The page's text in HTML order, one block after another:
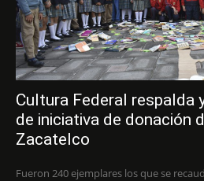
Cultura Federal respalda
de iniciativa de donación
Zacatelco
Fueron 240 ejemplares los que se